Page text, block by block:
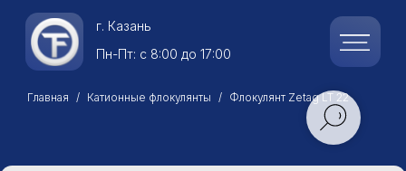
Казань
Пн-Пт: с 8:00 до 17:00
Главная Катионные флокулянты Флокулянт Zetag LT 22